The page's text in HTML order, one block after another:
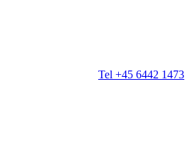
Tel +45 6442 1473